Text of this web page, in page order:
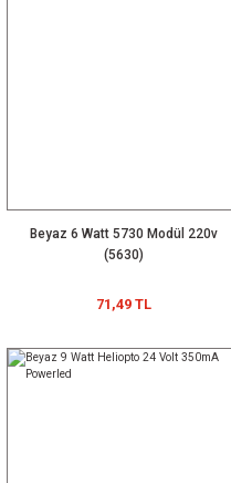
Beyaz 6 Watt 5730 Modül 220v
(5630)
71,49 TL